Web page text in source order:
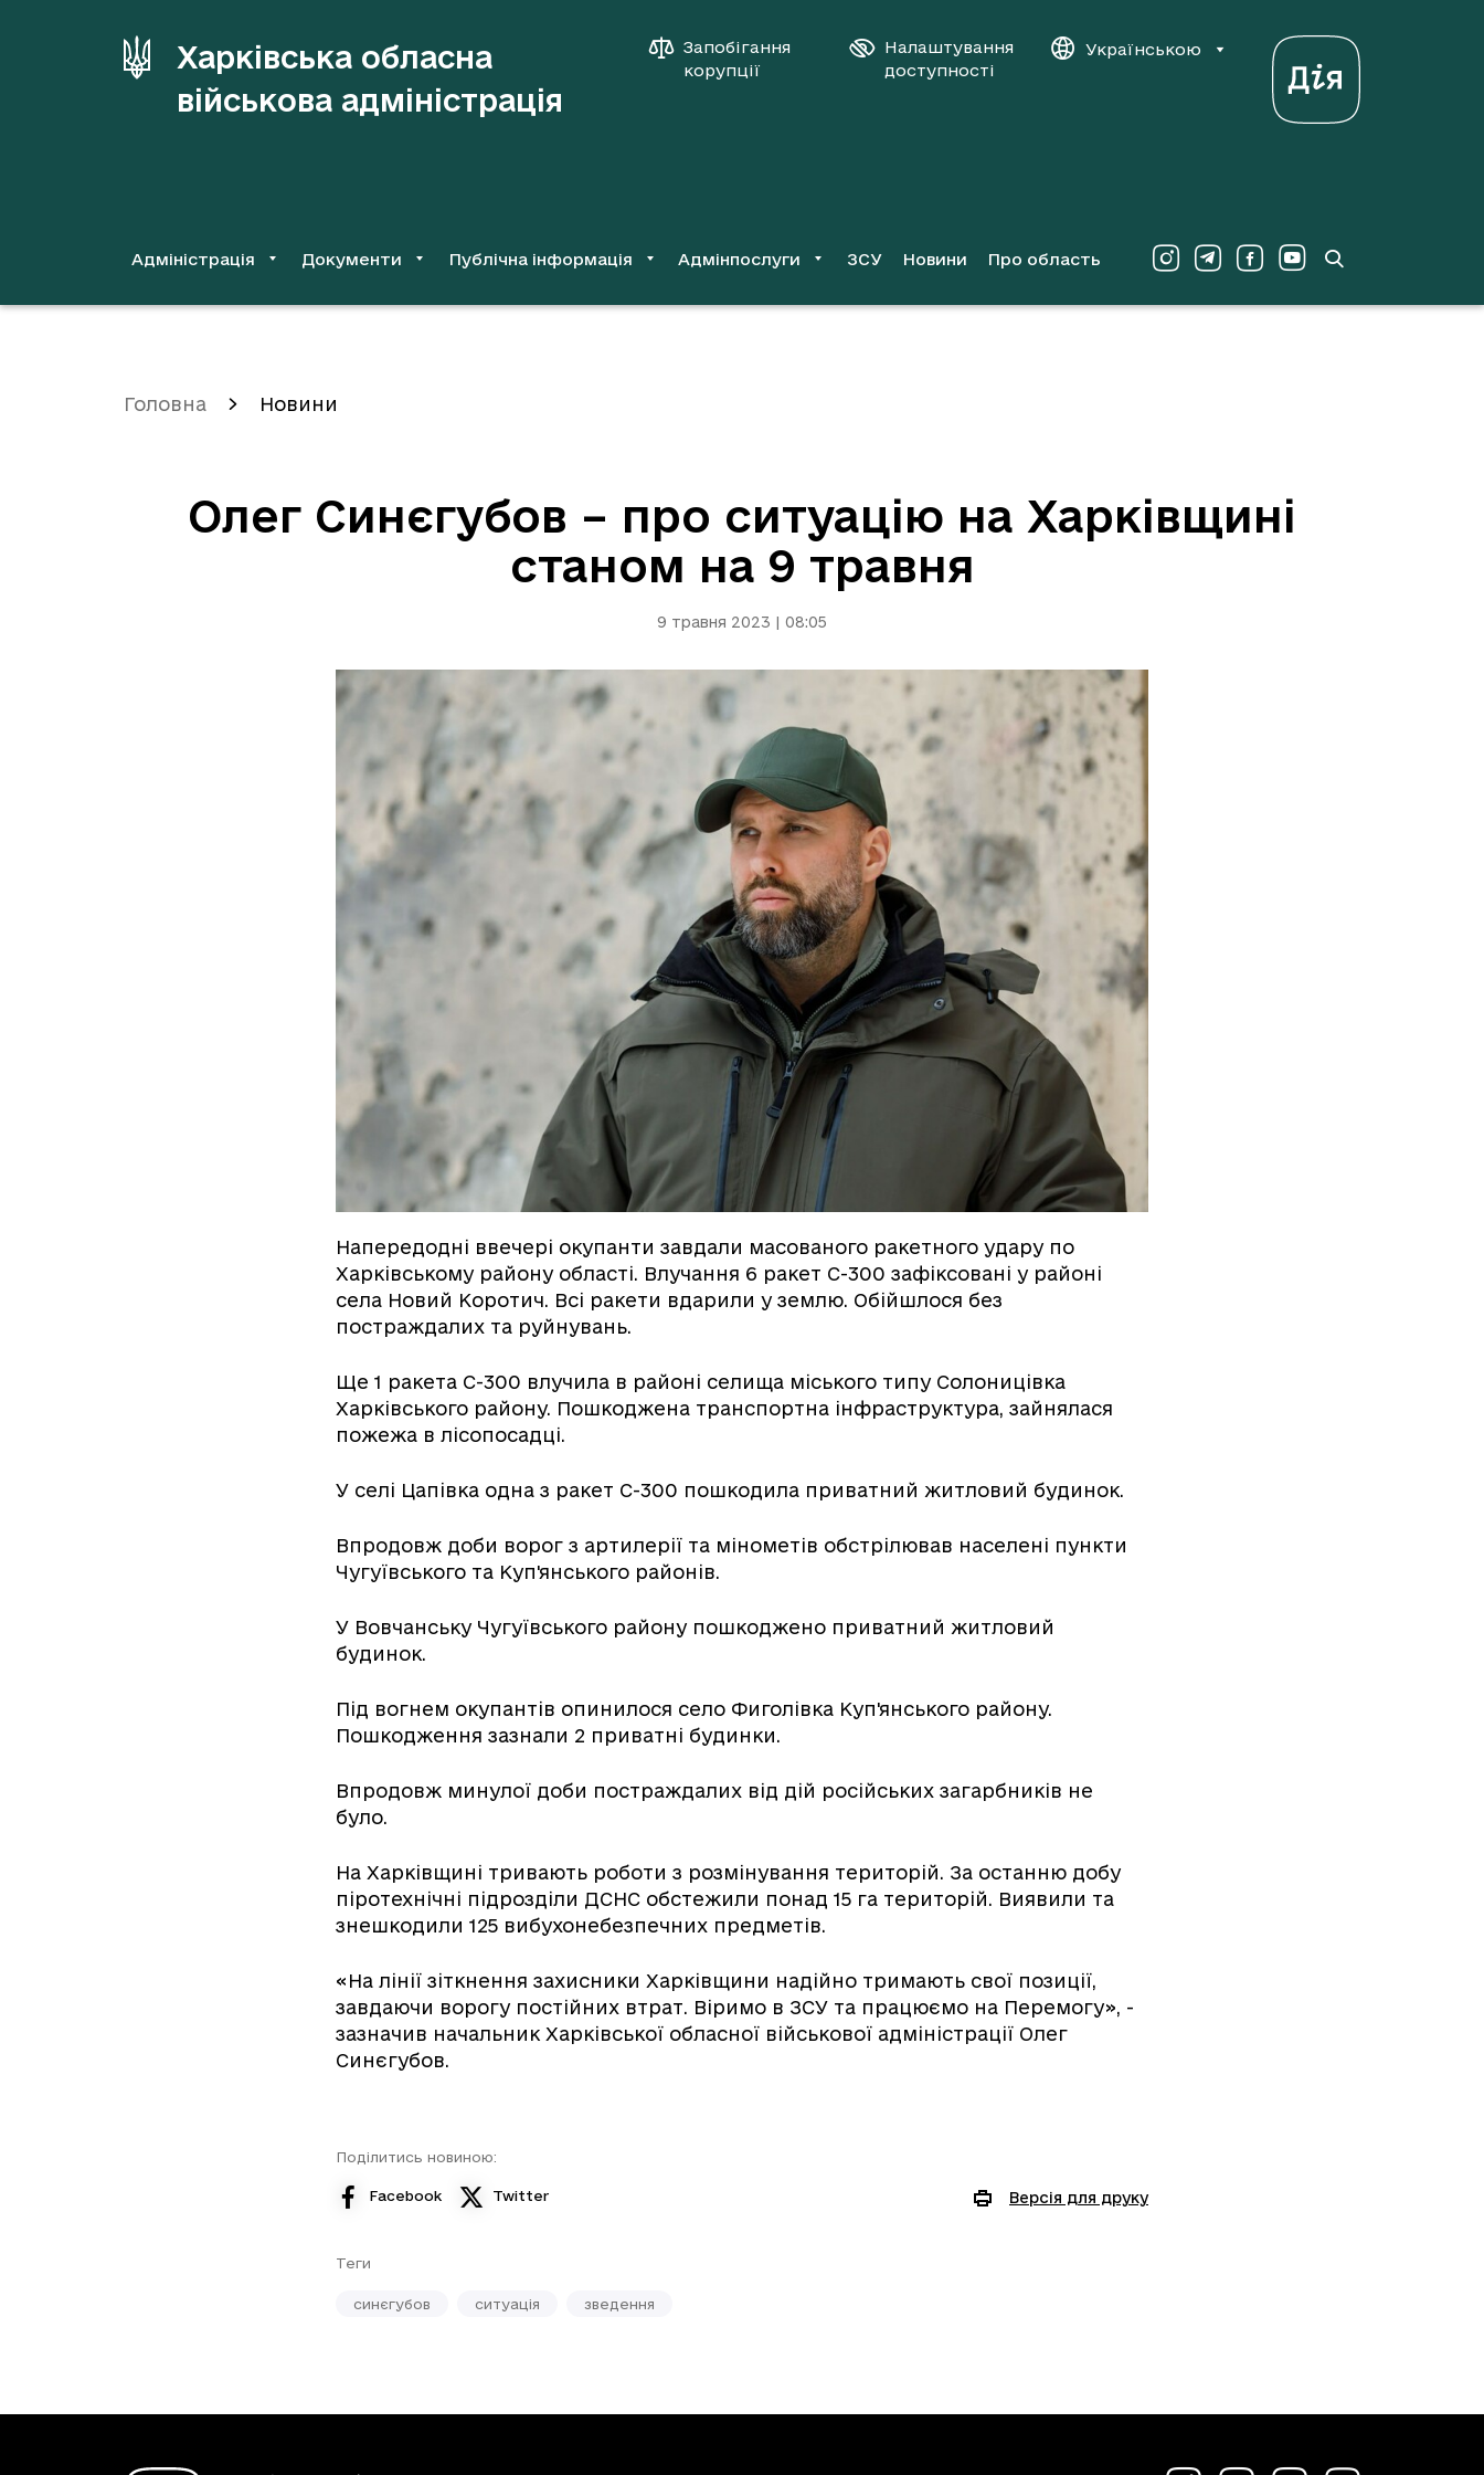
Харківська обласна
військова адміністрація
Запобігання
корупції
Налаштування
доступності
Українською
Адміністрація Документи Публічна інформація Адмінпослуги ЗСУ Новини Про область
Головна Новини
Олег Синєгубов – про ситуацію на Харківщині
станом на 9 травня
9 травня 2023 | 08:05
Напередодні ввечері окупанти завдали масованого ракетного удару по
Харківському району області. Влучання 6 ракет С-300 зафіксовані у районі
села Новий Коротич. Всі ракети вдарили у землю. Обійшлося без
постраждалих та руйнувань.
Ще 1 ракета С-300 влучила в районі селища міського типу Солоницівка
Харківського району. Пошкоджена транспортна інфраструктура, зайнялася
пожежа в лісопосадці.
У селі Цапівка одна з ракет С-300 пошкодила приватний житловий будинок.
Впродовж доби ворог з артилерії та мінометів обстрілював населені пункти
Чугуївського та Куп'янського районів.
У Вовчанську Чугуївського району пошкоджено приватний житловий
будинок.
Під вогнем окупантів опинилося село Фиголівка Куп'янського району.
Пошкодження зазнали 2 приватні будинки.
Впродовж минулої доби постраждалих від дій російських загарбників не
було.
На Харківщині тривають роботи з розмінування територій. За останню добу
піротехнічні підрозділи ДСНС обстежили понад 15 га територій. Виявили та
знешкодили 125 вибухонебезпечних предметів.
«На лінії зіткнення захисники Харківщини надійно тримають свої позиції,
завдаючи ворогу постійних втрат. Віримо в ЗСУ та працюємо на Перемогу», -
зазначив начальник Харківської обласної військової адміністрації Олег
Синєгубов.
Поділитись новиною:
Facebook Twitter Версія для друку
Теги
синєгубов ситуація зведення